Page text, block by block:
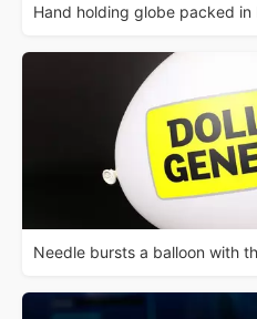
Hand holding globe packed
Needle bursts a balloon with